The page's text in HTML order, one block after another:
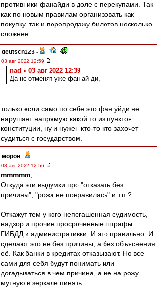
противники фанайди в доле с перекупами. Так
как по новым правилам организовать как
покупку, так и перепродажу билетов несколько
сложнее.
deutsch123 -
03 авг 2022 12:59
nad » 03 авг 2022 12:39
Да не отменят уже фан ай ди,
только если само по себе это фан уйди не
нарушает напрямую какой то из пунктов
конституции, ну и нужен кто-то кто захочет
судиться с государством.
морон -
03 авг 2022 12:56
mmmmm
Откуда эти выдумки про "отказать без
причины", "рожа не понравилась" и т.п.?
Откажут тем у кого непогашенная судимость,
надзор и прочие просроченные штрафы
ГИБДД и административки. И это правильно. И
сделают это не без причины, а без объяснения
её. Как банки в кредитах отказывают. Но все
сами для себя будут понимать или
догадываться в чем причина, а не на рожу
мутную в зеркале пинять.